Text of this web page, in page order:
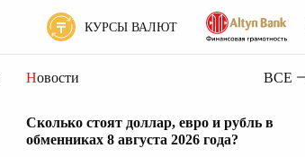
КУРСЫ ВАЛЮТ
Новости ВСЕ
Сколько стоят доллар, евро и рубль в
обменниках 8 августа 2026 года?